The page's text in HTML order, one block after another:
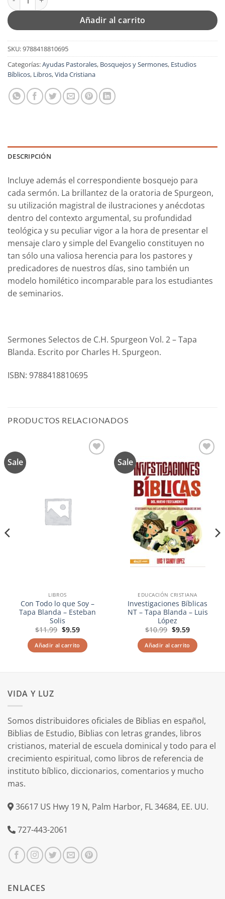
Añadir al carrito
SKU:9788418810695
Categorías:Ayudas Pastorales, Bosquejos y Sermones, Estudios
Bíblicos, Libros,Vida Cristiana
DESCRIPCIÓN
Incluye además el correspondiente bosquejo para
cada sermón. La brillantez de la oratoria de Spurgeon,
su utilización magistral de ilustraciones y anécdotas
dentro del contexto argumental, su profundidad
teológica y su peculiar vigor a la hora de presentar el
mensaje claro y simple del Evangelio constituyen no
tan sólo una valiosa herencia para los pastores y
predicadores de nuestros días, sino también un
modelo homilético incomparable para los estudiantes
de seminarios.
Sermones Selectos de C.H. Spurgeon Vol. 2 – Tapa
Blanda. Escrito por Charles H. Spurgeon.
ISBN: 9788418810695
PRODUCTOS RELACIONADOS
Sale
LIBROS
Con Todo lo que Soy –
Tapa Blanda – Esteban
Solis
$11.99 El
original
era:
$11.99.
$9.59El
actual
es:
$9.59.
Añadir al carrito
Sale
Añadir
a la
lista de
deseos
EDUCACIÓN CRISTIANA
Investigaciones Bíblicas
NT – Tapa Blanda – Luis
López
$10.99 El
original
era:
$10.99.
$9.59El
actual
es:
$9.59.
Añadir al carrito
VIDA Y LUZ
Somos distribuidores oficiales de Biblias en español,
Biblias de Estudio, Biblias con letras grandes, libros
cristianos, material de escuela dominical y todo para el
crecimiento espiritual, como libros de referencia de
instituto bíblico, diccionarios, comentarios y mucho
mas.
36617 US Hwy 19 N, Palm Harbor, FL 34684, EE. UU.
727-443-2061
ENLACES